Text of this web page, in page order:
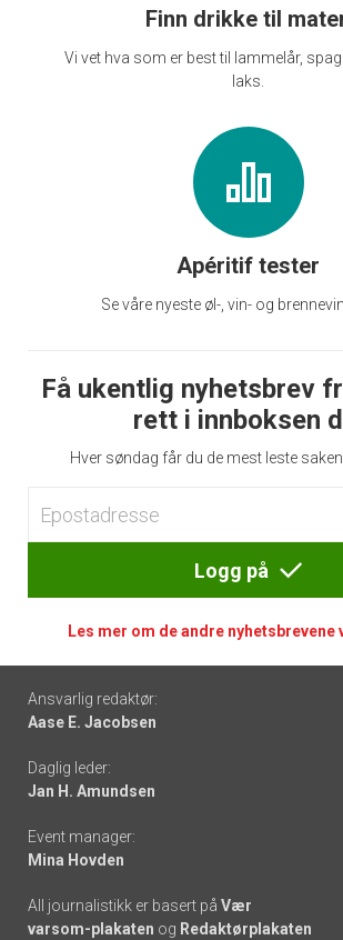
Finn drikke til
Vi vet hva som er best til lammelår,
laks.
Apéritif tester
Se våre nyeste øl-, vin- og
Få ukentlig nyhetsbrev
rett i innboksen
Hver søndag får du de mest leste
Logg på
Les mer om de andre nyhetsbrevene
Footer
-
links
Ansvarlig redaktør:
Aase E. Jacobsen
Daglig leder:
Jan H. Amundsen
Event manager:
Mina Hovden
All journalistikk er basert på Vær
varsom-plakaten og Redaktørplakaten